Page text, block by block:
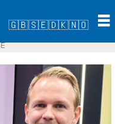
🇬🇧🇸🇪🇩🇰🇳🇴